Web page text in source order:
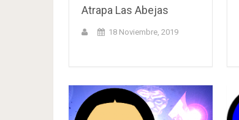
Atrapa Las Abejas
18 Noviembre, 2019